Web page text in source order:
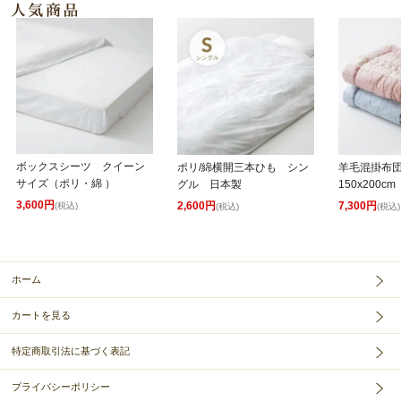
ボックスシーツ クイーン
サイズ（ポリ・綿 ）
3,600円(税込)
ポリ/綿横開三本ひも シン
グル 日本製
2,600円(税込)
羊毛混掛布
150x200cm
7,300円(税込)
ホーム
カートを見る
特定商取引法に基づく表記
プライバシーポリシー